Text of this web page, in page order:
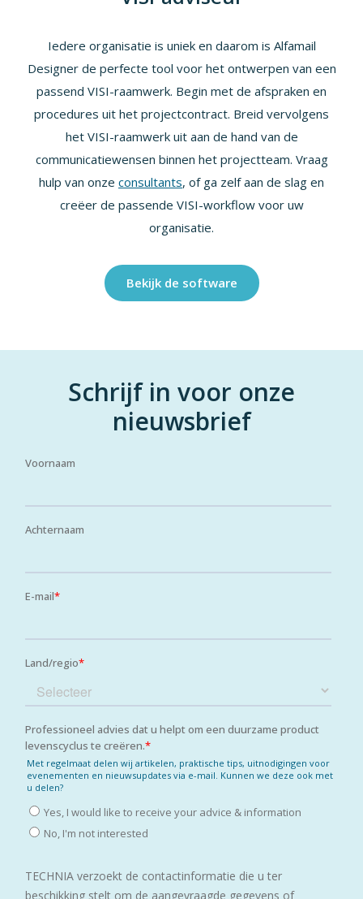
Iedere organisatie is uniek en daarom is Alfamail
Designer de perfecte tool voor het ontwerpen van een
passend VISI-raamwerk. Begin met de afspraken en
procedures uit het projectcontract. Breid vervolgens
het VISI-raamwerk uit aan de hand van de
communicatiewensen binnen het projectteam. Vraag
hulp van onze consultants, of ga zelf aan de slag en
creëer de passende VISI-workflow voor uw
organisatie.
Bekijk de software
Schrijf in voor onze
nieuwsbrief